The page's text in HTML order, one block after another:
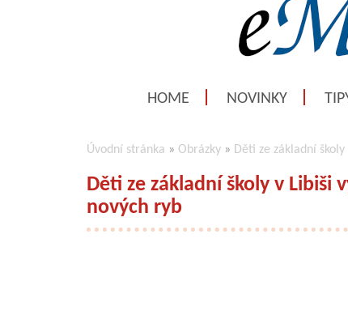
HOME NOVINKY
Úvodní stránka » Obrázky » Děti ze základní
Děti ze základní školy v Libiši
nových ryb